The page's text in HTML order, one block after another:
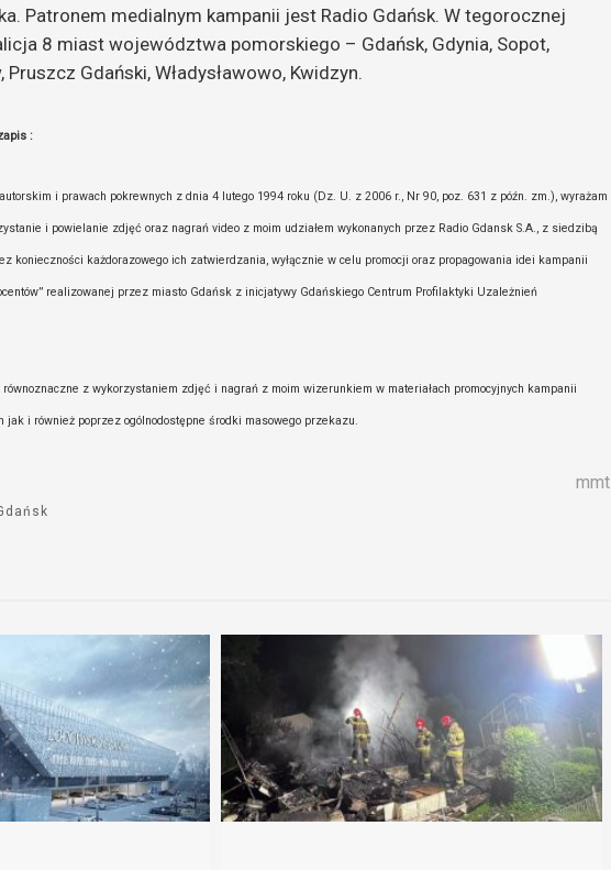
Patronem medialnym kampanii jest Radio Gdańsk. W tegorocznej
8 miast województwa pomorskiego – Gdańsk, Gdynia, Sopot,
Gdański, Władysławowo, Kwidzyn.
:
i prawach pokrewnych z dnia 4 lutego 1994 roku (Dz. U. z 2006 r., Nr 90, poz. 631 z późn. zm.), wyrażam
i powielanie zdjęć oraz nagrań video z moim udziałem wykonanych przez Radio Gdansk S.A., z siedzibą
konieczności każdorazowego ich zatwierdzania, wyłącznie w celu promocji oraz propagowania idei kampanii
realizowanej przez miasto Gdańsk z inicjatywy Gdańskiego Centrum Profilaktyki Uzależnień
z wykorzystaniem zdjęć i nagrań z moim wizerunkiem w materiałach promocyjnych kampanii
jak i również poprzez ogólnodostępne środki masowego przekazu.
mmt